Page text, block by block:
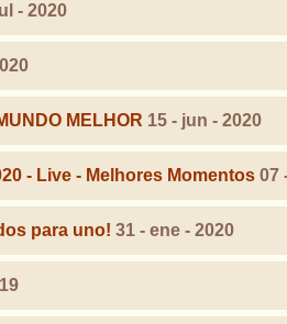
- 2020
MELHOR 15 - jun - 2020
- Live - Melhores Momentos 07
para uno! 31 - ene - 2020